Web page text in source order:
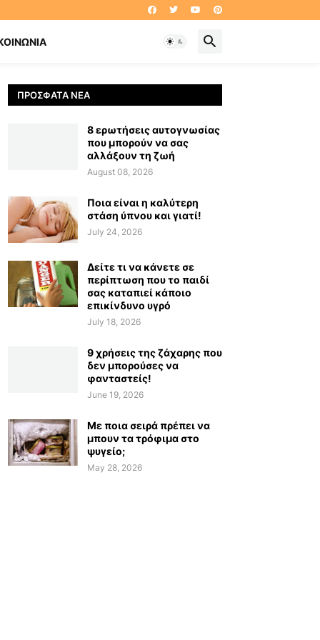
ΠΡΌΣΦΑΤΑ ΝΈΑ
8 ερωτήσεις αυτογνωσίας
που μπορούν να σας
αλλάξουν τη ζωή
August 08, 2026
Ποια είναι η καλύτερη
στάση ύπνου και γιατί!
July 24, 2026
Δείτε τι να κάνετε σε
περίπτωση που το παιδί
σας καταπιεί κάποιο
επικίνδυνο υγρό
July 18, 2026
9 χρήσεις της ζάχαρης που
δεν μπορούσες να
φανταστείς!
June 19, 2026
Με ποια σειρά πρέπει να
μπουν τα τρόφιμα στο
ψυγείο;
May 28, 2026